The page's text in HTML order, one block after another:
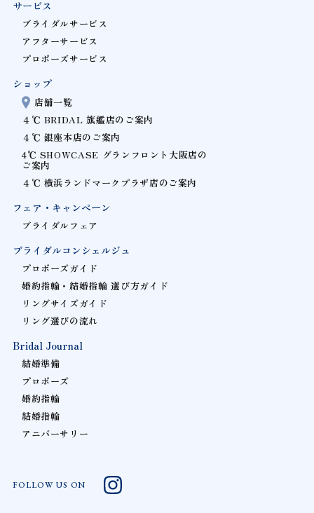
サービス
ブライダルサービス
アフターサービス
プロポーズサービス
ショップ
店舗一覧
４℃ BRIDAL 旗艦店のご案内
４℃ 銀座本店のご案内
4℃ SHOWCASE グランフロント大阪店の
ご案内
４℃ 横浜ランドマークプラザ店のご案内
フェア・キャンペーン
ブライダルフェア
ブライダルコンシェルジュ
プロポーズガイド
婚約指輪・結婚指輪 選び方ガイド
リングサイズガイド
リング選びの流れ
Bridal Journal
結婚準備
プロポーズ
婚約指輪
結婚指輪
アニバーサリー
FOLLOW US ON